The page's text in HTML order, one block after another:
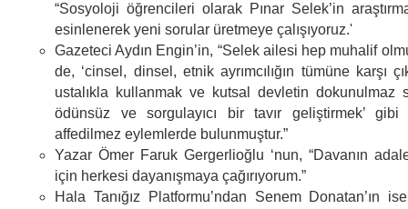
“Sosyoloji öğrencileri olarak Pınar Selek’in
esinlenerek yeni sorular üretmeye çalışıyoruz.'
Gazeteci Aydın Engin’in, “Selek ailesi hep muhalif
de, ‘cinsel, dinsel, etnik ayrımcılığın tümüne karşı
ustalıkla kullanmak ve kutsal devletin dokunulmaz
ödünsüz ve sorgulayıcı bir tavır geliştirmek’
affedilmez eylemlerde bulunmuştur.”
Yazar Ömer Faruk Gergerlioğlu ‘nun, “Davanın
için herkesi dayanışmaya çağırıyorum.”
Hala Tanığız Platformu’ndan Senem Donatan’ın